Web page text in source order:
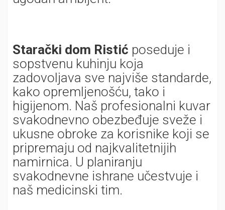
Starački dom Ristić poseduje i
sopstvenu kuhinju koja
zadovoljava sve najviše standarde,
kako opremljenošću, tako i
higijenom. Naš profesionalni kuvar
svakodnevno obezbeđuje sveže i
ukusne obroke za korisnike koji se
pripremaju od najkvalitetnijih
namirnica. U planiranju
svakodnevne ishrane učestvuje i
naš medicinski tim.